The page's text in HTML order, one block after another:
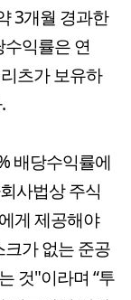
3개월 경과한
익률은 연
츠가 보유하
배당수익률에
사법상 주식
게 제공해야
가 없는 준공
것"이라며 “투